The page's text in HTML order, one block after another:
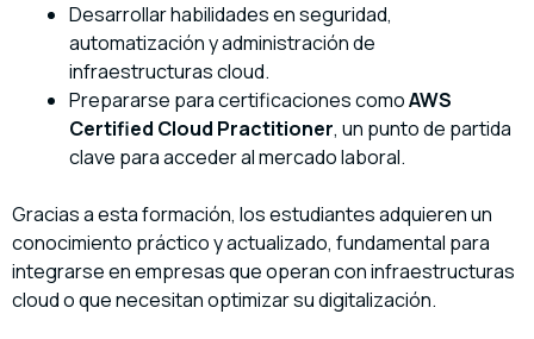
Desarrollar habilidades en seguridad,
automatización y administración de
infraestructuras cloud.
Prepararse para certificaciones comoAWS
Certified Cloud Practitioner, un punto de partida
clave para acceder al mercado laboral.
Gracias a esta formación, los estudiantes adquieren un
conocimiento práctico y actualizado, fundamental para
integrarse en empresas que operan con infraestructuras
cloud o que necesitan optimizar su digitalización.